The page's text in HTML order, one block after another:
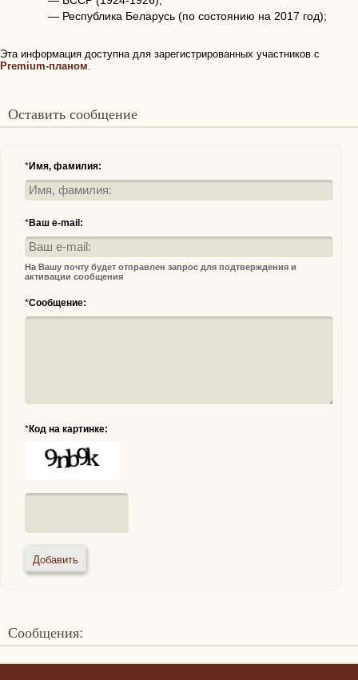
— Республика Беларусь (по состоянию на 2017 год);
Эта информация доступна для зарегистрированных участников с
Premium-планом.
Оставить сообщение
*Имя, фамилия:
*Ваш e-mail:
На Вашу почту будет отправлен запрос для подтверждения и
активации сообщения
*Сообщение:
*Код на картинке:
Сообщения: